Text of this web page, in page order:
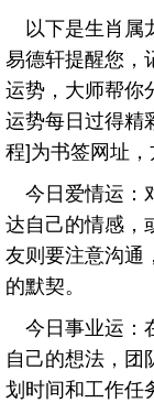
以下是生肖属
易德轩提醒您，
运势，大师帮你
运势每日过得精
程]为书签网址，
今日爱情运：
达自己的情感，
友则要注意沟通
的默契。
今日事业运：
自己的想法，团
划时间和工作任